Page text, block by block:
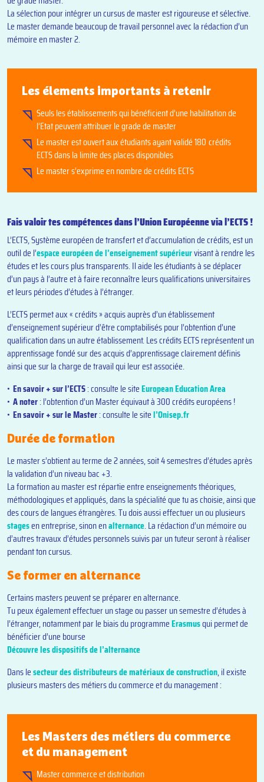
La sélection pour intégrer un cursus de master est rigoureuse et sélective.
Le master demande beaucoup de travail personnel avec la rédaction d’un
mémoire en master 2.
Les élements importants à retenir
Seuls les établissements qui bénéficient d’une habilitation de
l’Etat peuvent attribuer le grade de master
Le master est ouvert aux étudiants ayant validé 180 crédits
ECTS dans la limite des places disponibles
Le master s’exprime en nombre de crédits ECTS
Fais valoir tes compétences dans l’Union Européenne via l’ECTS !
L’ECTS, Système européen de transfert et d’accumulation de crédits, est un
outil de l’espace européen de l’enseignement supérieurvisant à rendre les
études et les cours plus transparents. Il aide les étudiants à se déplacer
d’un pays à l’autre et à faire reconnaître leurs qualifications universitaires
et leurs périodes d’études à l’étranger.
L’ECTS permet aux « crédits » acquis auprès d’un établissement
d’enseignement supérieur d’être comptabilisés pour l’obtention d’une
qualification dans un autre établissement. Les crédits ECTS représentent un
apprentissage fondé sur des acquis d’apprentissage clairement définis
ainsi que sur la charge de travail qui leur est associée.
En savoir + sur l’ECTS: consulte le siteEuropean Education Area
A noter: l’obtention d’un Master équivaut à 300 crédits européens !
En savoir + sur le Master: consulte le sitel’Onisep.fr
Durée de formation
Le master s’obtient au terme de 2 années, soit 4 semestres d’études après
la validation d’un niveau bac +3.
La formation au master est répartie entre enseignements théoriques,
méthodologiques et appliqués, dans la spécialité que tu as choisie, ainsi que
des cours de langues étrangères. Tu dois aussi effectuer un ou plusieurs
stagesen entreprise, sinon enalternance. La rédaction d’un mémoire ou
d’autres travaux d’études personnels suivis par un tuteur seront à réaliser
pendant ton cursus.
Se former en alternance
Certains masters peuvent se préparer en alternance.
Tu peux également effectuer un stage ou passer un semestre d’études à
l’étranger, notamment par le biais du programmeErasmusqui permet de
bénéficier d’une bourse
Découvre les dispositifs de l’alternance
Dans lesecteur des distributeurs de matériaux de construction, il existe
plusieurs masters des métiers du commerce et du management :
Les Masters des métiers du commerce
et du management
Master commerce et distribution